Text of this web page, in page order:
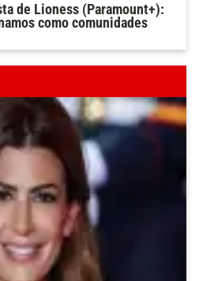
de Lioness (Paramount+):
como comunidades